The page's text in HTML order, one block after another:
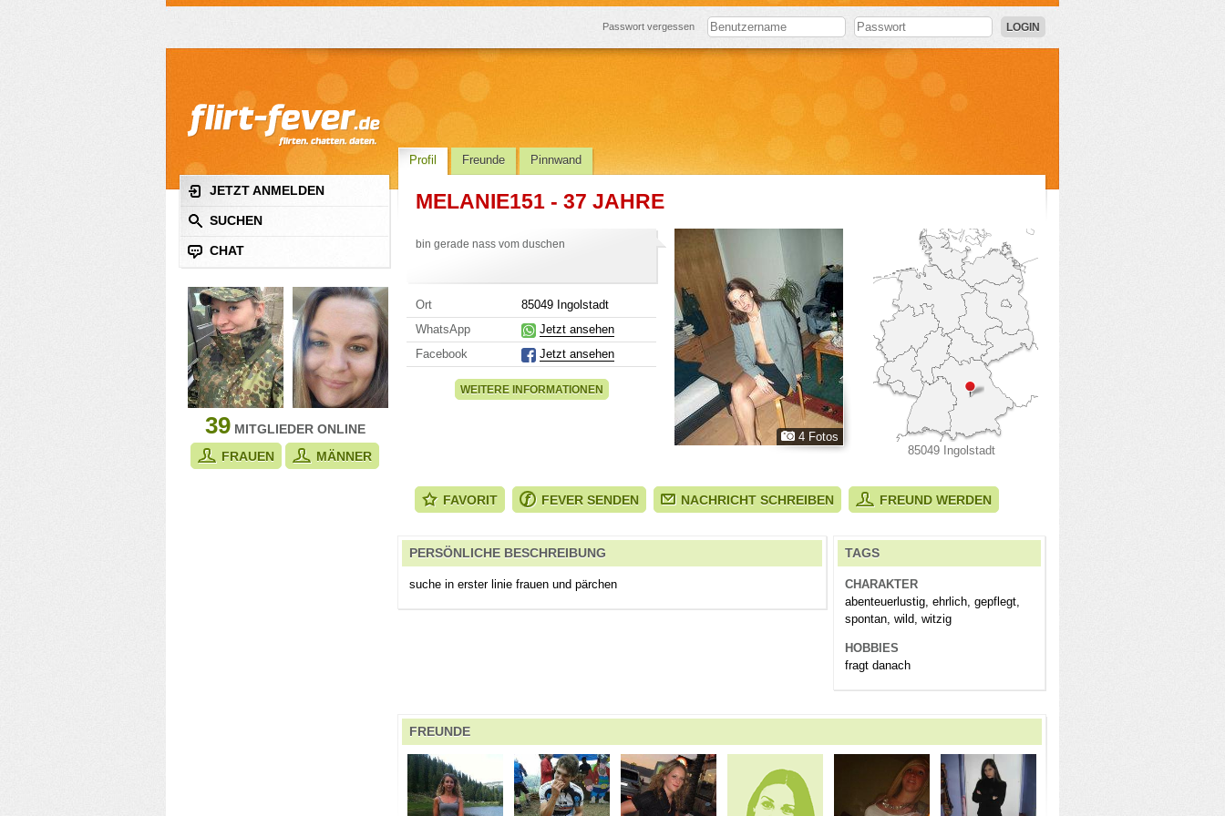
Passwort vergessen LOGIN
JETZT ANMELDEN
SUCHEN
CHAT
39MITGLIEDER ONLINE
FRAUEN
MÄNNER
Profil Freunde Pinnwand
MELANIE151 - 37 JAHRE
bin gerade nass vom duschen
Ort
85049 Ingolstadt
WhatsApp
Jetzt ansehen
Facebook
Jetzt ansehen
WEITERE INFORMATIONEN
4 Fotos
85049 Ingolstadt
FAVORIT FEVER SENDEN NACHRICHT SCHREIBEN FREUND WERDEN
PERSÖNLICHE BESCHREIBUNG
suche in erster linie frauen und pärchen
TAGS
CHARAKTER
abenteuerlustig, ehrlich, gepflegt,
spontan, wild, witzig
HOBBIES
fragt danach
FREUNDE